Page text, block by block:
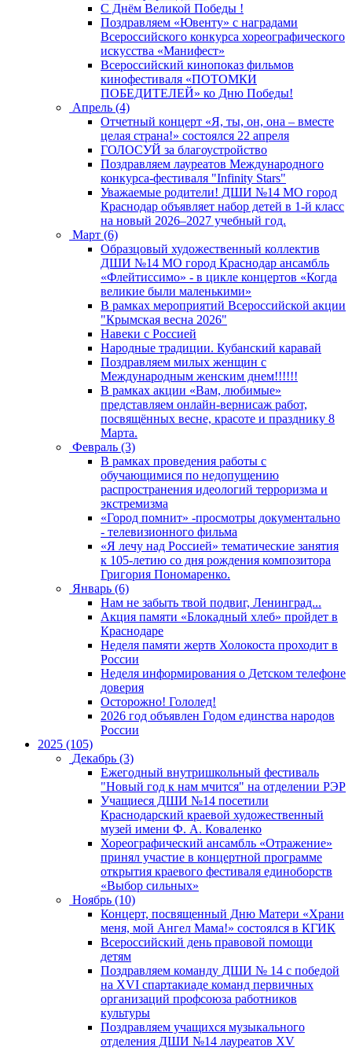
C Днём Великой Победы !
Поздравляем «Ювенту» с наградами
Всероссийского конкурса хореографического
искусства «Манифест»
Всероссийский кинопоказ фильмов
кинофестиваля «ПОТОМКИ
ПОБЕДИТЕЛЕЙ» ко Дню Победы!
Апрель (4)
Отчетный концерт «Я, ты, он, она – вместе
целая страна!» состоялся 22 апреля
ГОЛОСУЙ за благоустройство
Поздравляем лауреатов Международного
конкурса-фестиваля "Infinity Stars"
Уважаемые родители! ДШИ №14 МО город
Краснодар объявляет набор детей в 1-й класс
на новый 2026–2027 учебный год.
Март (6)
Образцовый художественный коллектив
ДШИ №14 МО город Краснодар ансамбль
«Флейтиссимо» - в цикле концертов «Когда
великие были маленькими»
В рамках мероприятий Всероссийской акции
"Крымская весна 2026"
Навеки с Россией
Народные традиции. Кубанский каравай
Поздравляем милых женщин с
Международным женским днем!!!!!!
В рамках акции «Вам, любимые»
представляем онлайн-вернисаж работ,
посвящённых весне, красоте и празднику 8
Марта.
Февраль (3)
В рамках проведения работы с
обучающимися по недопущению
распространения идеологий терроризма и
экстремизма
«Город помнит» -просмотры документально
- телевизионного фильма
«Я лечу над Россией» тематические занятия
к 105-летию со дня рождения композитора
Григория Пономаренко.
Январь (6)
Нам не забыть твой подвиг, Ленинград...
Акция памяти «Блокадный хлеб» пройдет в
Краснодаре
Неделя памяти жертв Холокоста проходит в
России
Неделя информирования о Детском телефоне
доверия
Осторожно! Гололед!
2026 год объявлен Годом единства народов
России
2025 (105)
Декабрь (3)
Ежегодный внутришкольный фестиваль
"Новый год к нам мчится" на отделении РЭР
Учащиеся ДШИ №14 посетили
Краснодарский краевой художественный
музей имени Ф. А. Коваленко
Хореографический ансамбль «Отражение»
принял участие в концертной программе
открытия краевого фестиваля единоборств
«Выбор сильных»
Ноябрь (10)
Концерт, посвященный Дню Матери «Храни
меня, мой Ангел Мама!» состоялся в КГИК
Всероссийский день правовой помощи
детям
Поздравляем команду ДШИ № 14 с победой
на XVI спартакиаде команд первичных
организаций профсоюза работников
культуры
Поздравляем учащихся музыкального
отделения ДШИ №14 лауреатов XV